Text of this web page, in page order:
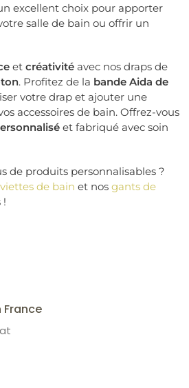
excellent choix pour apporter
salle de bain ou offrir un
et créativité avec nos draps de
. Profitez de la bande Aida de
votre drap et ajouter une
accessoires de bain. Offrez-vous
et fabriqué avec soin
de produits personnalisables ?
de bain et nos gants de
!
France